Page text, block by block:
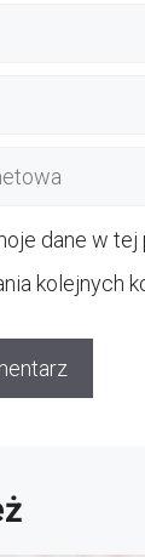
dane w
kolejnych